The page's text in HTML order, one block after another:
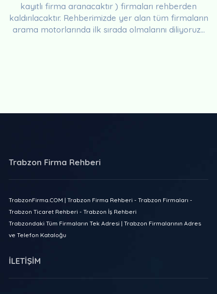
kayıtlı firma aranacaktır ) firmaları rehberden
kaldırılacaktır. Rehberimizde yer alan tüm firmaların
arama motorlarında ilk sırada olmalarını diliyoruz...
Trabzon Firma Rehberi
TrabzonFirma.COM | Trabzon Firma Rehberi - Trabzon Firmaları -
Trabzon Ticaret Rehberi - Trabzon İş Rehberi
Trabzondaki Tüm Firmaların Tek Adresi | Trabzon Firmalarının Adres
ve Telefon Kataloğu
İLETİŞİM